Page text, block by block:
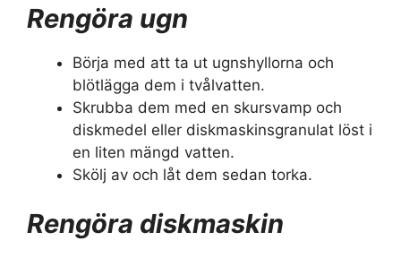
Rengöra ugn
Börja med att ta ut ugnshyllorna och
blötlägga dem i tvålvatten.
Skrubba dem med en skursvamp och
diskmedel eller diskmaskinsgranulat löst i
en liten mängd vatten.
Skölj av och låt dem sedan torka.
Rengöra diskmaskin